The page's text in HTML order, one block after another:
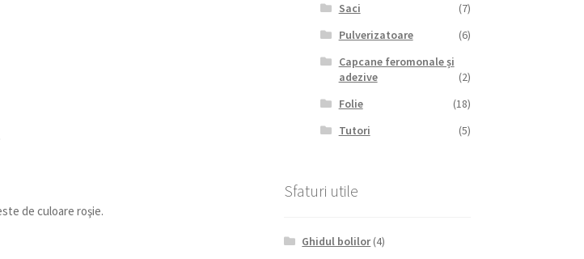
de culoare roşie.
Saci
(7)
Pulverizatoare
(6)
Capcane feromonale și
adezive
(2)
Folie
(18)
Tutori
(5)
Sfaturi utile
Ghidul bolilor(4)